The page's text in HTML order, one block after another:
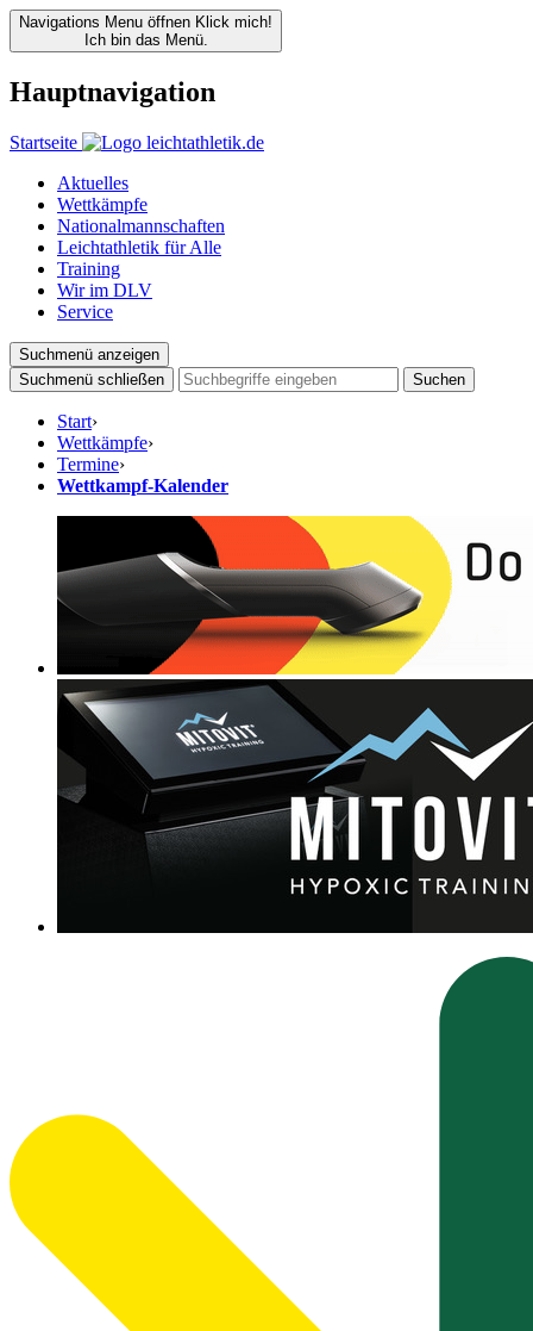
Navigations Menu öffnen Klick mich!
Ich bin das Menü.
Hauptnavigation
Startseite
Aktuelles
Wettkämpfe
Nationalmannschaften
Leichtathletik für Alle
Training
Wir im DLV
Service
Suchmenü anzeigen
Suchmenü schließen
Suchen
Start›
Wettkämpfe›
Termine›
Wettkampf-Kalender